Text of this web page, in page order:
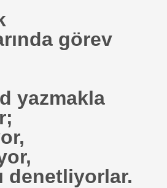
görev
yazmakla
denetliyorlar.